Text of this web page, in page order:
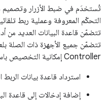
تُستخدَم في ضبط الأزرار وتصميم
التحكّم المعروفة وعملية ربط
تتضمّن قاعدة البيانات العديد من
Controller إمكانية التخصيص باستخدام دوال يمكنها تنفيذ ما يلي:
استرداد قاعدة بيانات الربط
إضافة إدخالات إلى قاعدة